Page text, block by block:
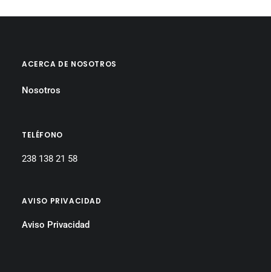
ACERCA DE NOSOTROS
Nosotros
TELÉFONO
238 138 21 58
AVISO PRIVACIDAD
Aviso Privacidad